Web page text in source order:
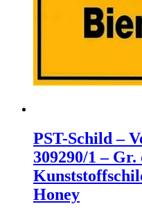
PST-Schild –
309290/1 –
Honey